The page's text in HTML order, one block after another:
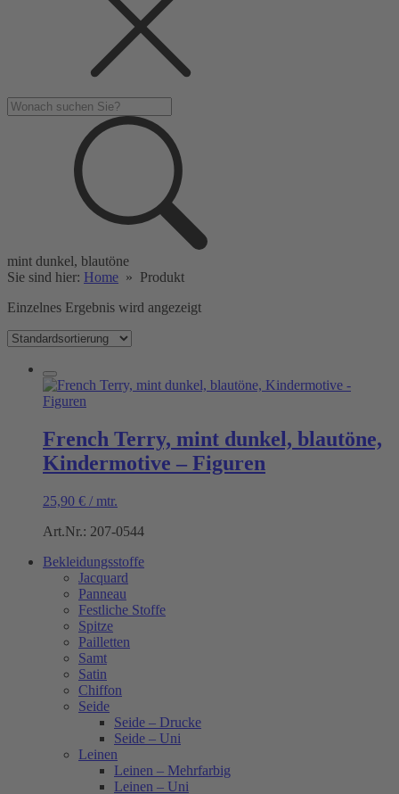
mint dunkel, blautöne
Sie sind hier: Home » Produkt
Einzelnes Ergebnis wird angezeigt
French Terry, mint dunkel, blautöne,
Kindermotive – Figuren
25,90 € / mtr.
Art.Nr.: 207-0544
Bekleidungsstoffe
Jacquard
Panneau
Festliche Stoffe
Spitze
Pailletten
Samt
Satin
Chiffon
Seide
Seide – Drucke
Seide – Uni
Leinen
Leinen – Mehrfarbig
Leinen – Uni